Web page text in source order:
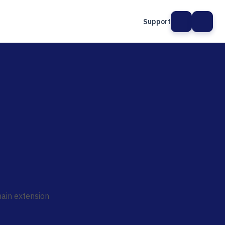
Support